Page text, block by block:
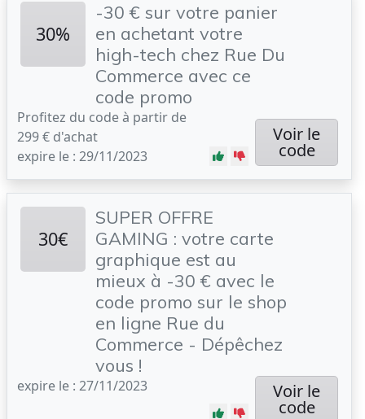
30%
-30 € sur votre panier
en achetant votre
high-tech chez Rue Du
Commerce avec ce
code promo
Profitez du code à partir de
299 € d'achat
expire le : 29/11/2023
Voir le
code
30€
SUPER OFFRE
GAMING : votre carte
graphique est au
mieux à -30 € avec le
code promo sur le shop
en ligne Rue du
Commerce - Dépêchez
vous !
expire le : 27/11/2023 Voir le
code